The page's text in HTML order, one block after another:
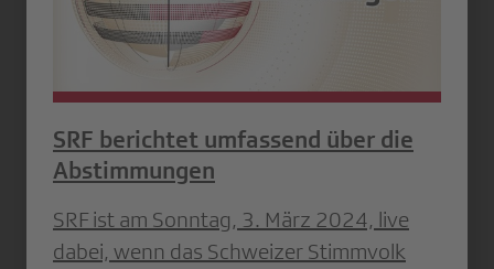
SRF berichtet umfassend über die
Abstimmungen
SRF ist am Sonntag, 3. März 2024, live
dabei, wenn das Schweizer Stimmvolk